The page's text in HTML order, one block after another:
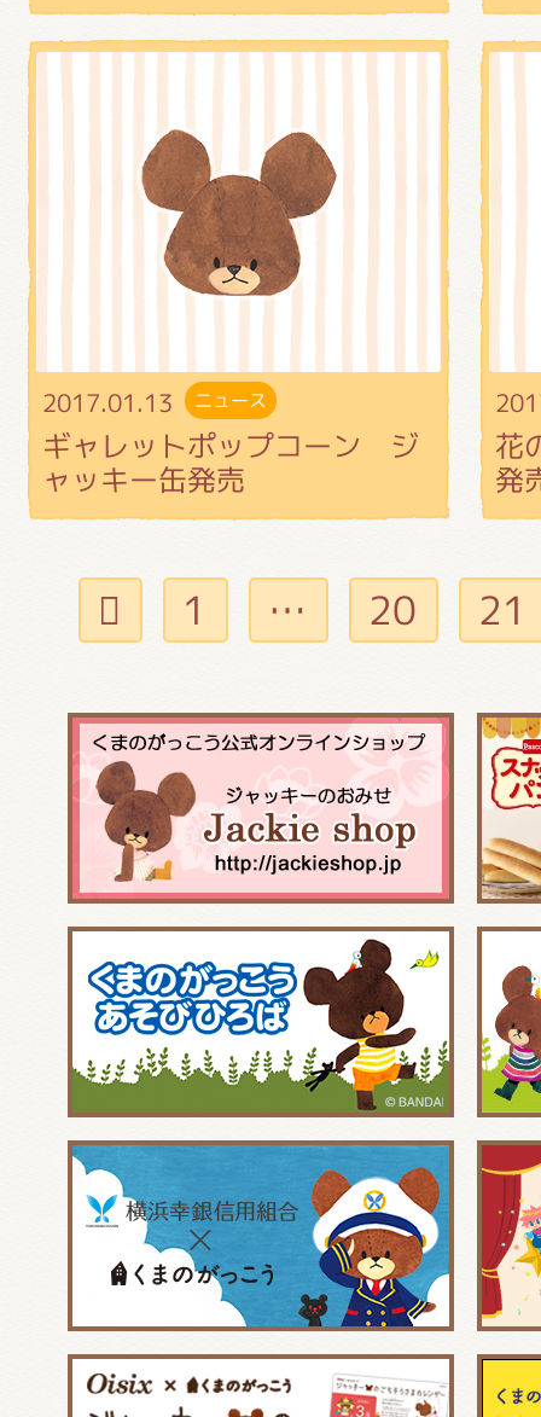
2017.01.13 ニュース
ギャレットポップコーン ジ
ャッキー缶発売
花
発
1 … 20 21